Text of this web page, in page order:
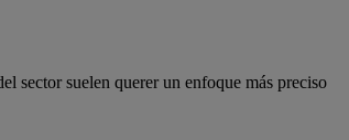
sector suelen querer un enfoque más preciso